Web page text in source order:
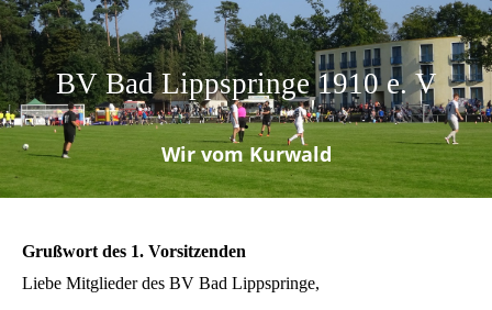
BV Bad Lippspringe 1910 e. V
.
Wir vom Kurwald
Grußwort des 1. Vorsitzenden
Liebe Mitglieder des BV Bad Lippspringe,